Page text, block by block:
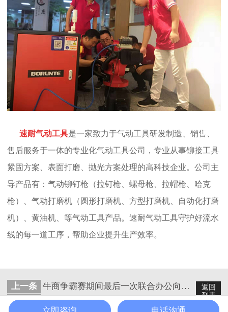
速耐气动工具是一家致力于气动工具研发制造、销售、
售后服务于一体的专业化气动工具公司，专业从事铆接工具
紧固方案、表面打磨、抛光方案处理的高科技企业。公司主
导产品有：气动铆钉枪（拉钉枪、螺母枪、拉帽枪、哈克
枪）、气动打磨机（圆形打磨机、方型打磨机、自动化打磨
机）、黄油机、等气动工具产品。速耐气动工具守护好流水
线的每一道工序，帮助企业提升生产效率。
返回
列表
上一条 牛商争霸赛期间最后一次联合办公向目标前进-速耐气动工具
下一条 速耐气动工具之一个文员的学习心得